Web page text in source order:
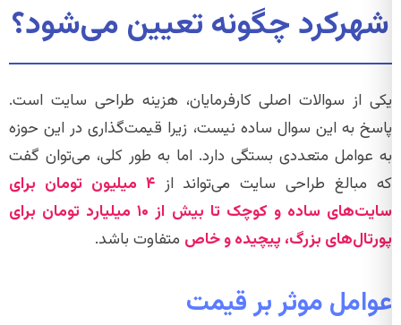
شهرکرد چگونه تعیین می‌شود؟
یکی از سوالات اصلی کارفرمایان، هزینه طراحی سایت است.
پاسخ به این سوال ساده نیست، زیرا قیمت‌گذاری در این حوزه
به عوامل متعددی بستگی دارد. اما به طور کلی، می‌توان گفت
که مبالغ طراحی سایت می‌تواند از
۴ میلیون تومان برای
سایت‌های ساده و کوچک تا بیش از ۱۰ میلیارد تومان برای
پورتال‌های بزرگ، پیچیده و خاص متفاوت باشد.
عوامل موثر بر قیمت